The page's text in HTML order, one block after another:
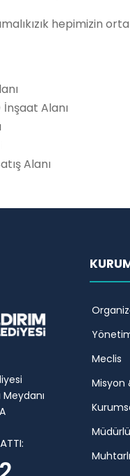
hepimizin
İnşaat Alanı
Alanı
Meydanı
Meclis
Misyon